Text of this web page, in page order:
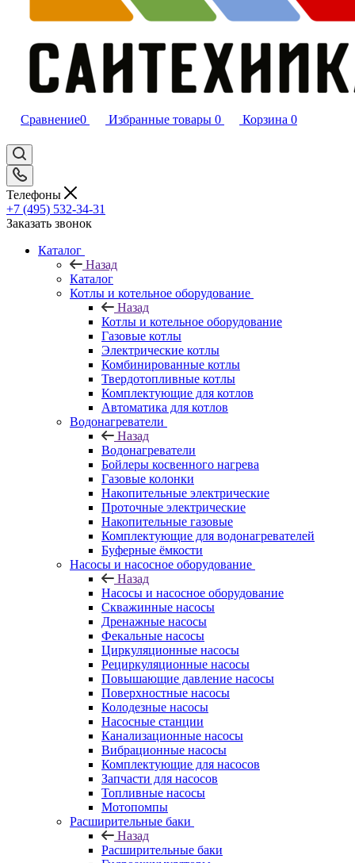
Сравнение0 Избранные товары 0 Корзина 0
Телефоны
+7 (495) 532‑34‑31
Заказать звонок
Каталог
Назад
Каталог
Котлы и котельное оборудование
Назад
Котлы и котельное оборудование
Газовые котлы
Электрические котлы
Комбинированные котлы
Твердотопливные котлы
Комплектующие для котлов
Автоматика для котлов
Водонагреватели
Назад
Водонагреватели
Бойлеры косвенного нагрева
Газовые колонки
Накопительные электрические
Проточные электрические
Накопительные газовые
Комплектующие для водонагревателей
Буферные ёмкости
Насосы и насосное оборудование
Назад
Насосы и насосное оборудование
Скважинные насосы
Дренажные насосы
Фекальные насосы
Циркуляционные насосы
Рециркуляционные насосы
Повышающие давление насосы
Поверхностные насосы
Колодезные насосы
Насосные станции
Канализационные насосы
Вибрационные насосы
Комплектующие для насосов
Запчасти для насосов
Топливные насосы
Мотопомпы
Расширительные баки
Назад
Расширительные баки